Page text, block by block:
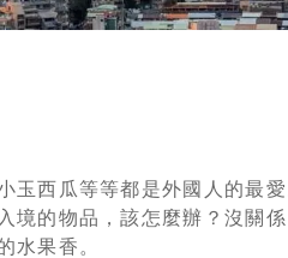
西瓜等等都是外國人的最
境的物品，該怎麼辦？沒關
水果香。